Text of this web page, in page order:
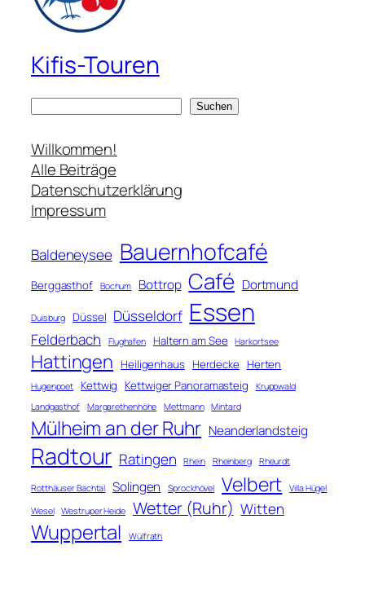
Kifis-Touren
c
h
e
n
Suchen
Willkommen!
Alle Beiträge
Datenschutzerklärung
Impressum
Baldeneysee Bauernhofcafé
Berggasthof Bochum Bottrop Café Dortmund
Duisburg Düssel Düsseldorf Essen
Felderbach Flughafen Haltern am See Harkortsee
Hattingen Heiligenhaus Herdecke Herten
Hugenpoet Kettwig Kettwiger Panoramasteig
Kruppwald
Landgasthof
Margarethenhöhe Mettmann Mintard
Mülheim an der Ruhr Neanderlandsteig
Radtour Ratingen Rhein Rheinberg Rheurdt
Rotthäuser Bachtal Solingen Sprockhövel Velbert
Villa Hügel
Wesel
Westruper Heide Wetter (Ruhr) Witten
Wuppertal Wülfrath